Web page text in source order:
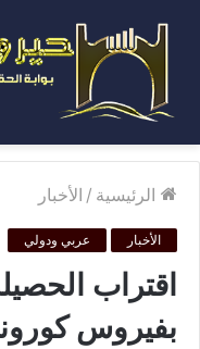
الرئيسية / الأخبار
الأخبار عربي ودولي
اقتراب
بفيروس كورونا من 4